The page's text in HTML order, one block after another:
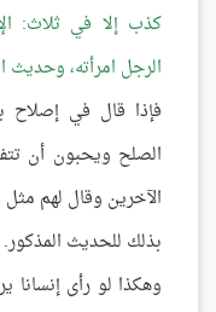
كذب إلا في ثلاث:
الرجل امرأته، وحديث
فإذا قال في إصلاح
الصلح ويحبون أن
الآخرين وقال لهم
بذلك للحديث المذكور.
وهكذا لو رأى